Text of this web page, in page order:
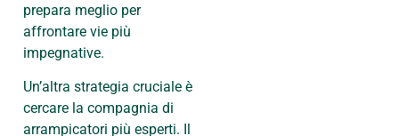
prepara meglio per
affrontare vie più
impegnative.
Un’altra strategia cruciale è
cercare la compagnia di
arrampicatori più esperti. Il